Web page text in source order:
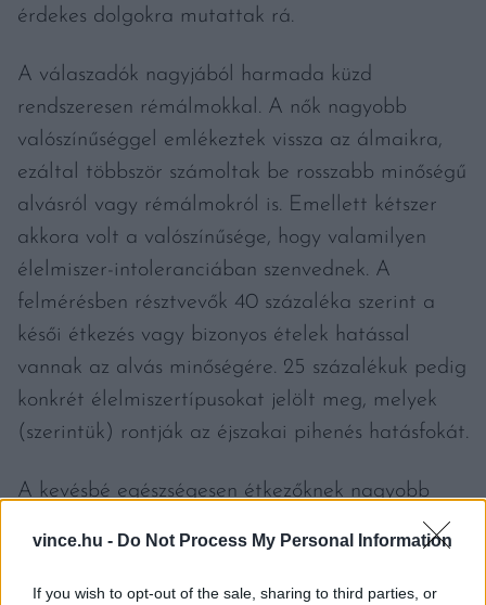
vince.hu - Do Not Process My Personal Information
If you wish to opt-out of the sale, sharing to third parties, or
érdekes dolgokra mutattak rá.
A válaszadók nagyjából harmada küzd
rendszeresen rémálmokkal. A nők nagyobb
valószínűséggel emlékeztek vissza az álmaikra,
ezáltal többször számoltak be rosszabb minőségű
alvásról vagy rémálmokról is. Emellett kétszer
akkora volt a valószínűsége, hogy valamilyen
élelmiszer-intoleranciában szenvednek. A
felmérésben résztvevők 40 százaléka szerint a
késői étkezés vagy bizonyos ételek hatással
vannak az alvás minőségére. 25 százalékuk pedig
konkrét élelmiszertípusokat jelölt meg, melyek
(szerintük) rontják az éjszakai pihenés hatásfokát.
A kevésbé egészségesen étkezőknek nagyobb
visszaemlékezni ezekre. Az általános vélekedés
szerint a rossz alvásért az édes és a fűszeres